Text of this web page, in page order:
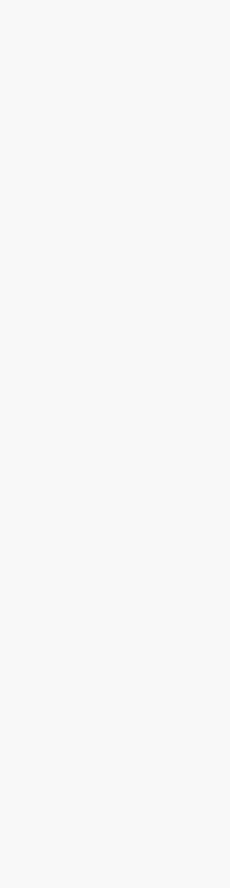
Kim